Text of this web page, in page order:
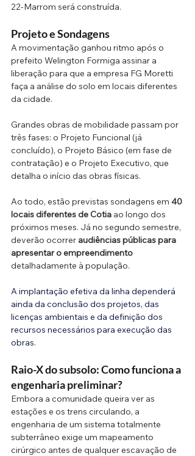
22-Marrom será construída.
Projeto e Sondagens
A movimentação ganhou ritmo após o
prefeito Welington Formiga assinar a
liberação para que a empresa FG Moretti
faça a análise do solo em locais diferentes
da cidade.
Grandes obras de mobilidade passam por
três fases: o Projeto Funcional (já
concluído), o Projeto Básico (em fase de
contratação) e o Projeto Executivo, que
detalha o início das obras físicas.
Ao todo, estão previstas sondagens em 40
locais diferentes de Cotia ao longo dos
próximos meses. Já no segundo semestre,
deverão ocorrer audiências públicas para
apresentar o empreendimento
detalhadamente à população.
A implantação efetiva da linha dependerá
ainda da conclusão dos projetos, das
licenças ambientais e da definição dos
recursos necessários para execução das
obras.
Raio-X do subsolo: Como funciona a
engenharia preliminar?
Embora a comunidade queira ver as
estações e os trens circulando, a
engenharia de um sistema totalmente
subterrâneo exige um mapeamento
cirúrgico antes de qualquer escavação de